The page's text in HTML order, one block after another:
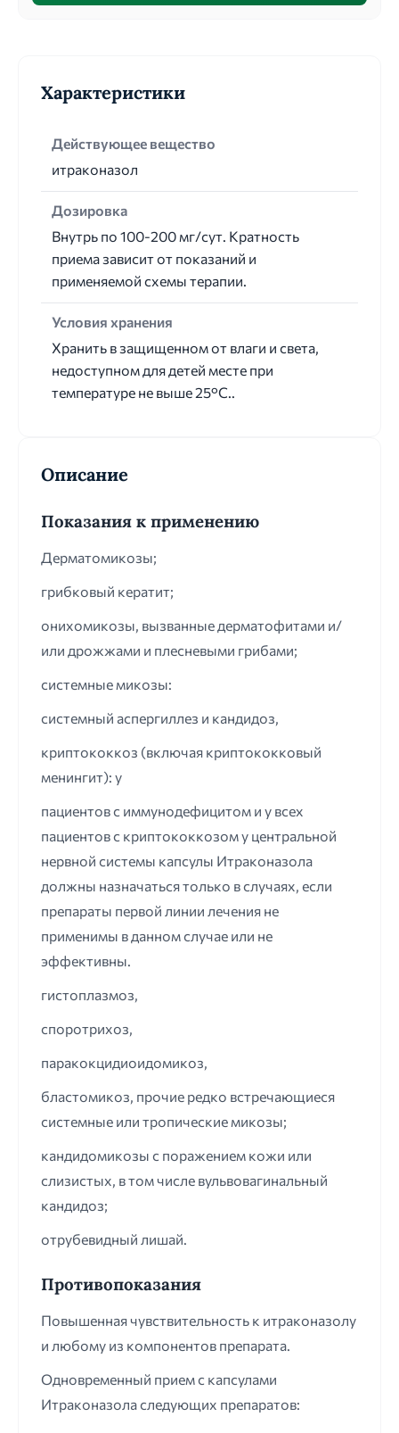
Характеристики
Действующее вещество
итраконазол
Дозировка
Внутрь по 100-200 мг/сут. Кратность
приема зависит от показаний и
применяемой схемы терапии.
Условия хранения
Хранить в защищенном от влаги и света,
недоступном для детей месте при
температуре не выше 25°С..
Описание
Показания к применению
Дерматомикозы;
грибковый кератит;
онихомикозы, вызванные дерматофитами и/
или дрожжами и плесневыми грибами;
системные микозы:
системный аспергиллез и кандидоз,
криптококкоз (включая криптококковый
менингит): у
пациентов с иммунодефицитом и у всех
пациентов с криптококкозом у центральной
нервной системы капсулы Итраконазола
должны назначаться только в случаях, если
препараты первой линии лечения не
применимы в данном случае или не
эффективны.
гистоплазмоз,
споротрихоз,
паракокцидиоидомикоз,
бластомикоз, прочие редко встречающиеся
системные или тропические микозы;
кандидомикозы с поражением кожи или
слизистых, в том числе вульвовагинальный
кандидоз;
отрубевидный лишай.
Противопоказания
Повышенная чувствительность к итраконазолу
и любому из компонентов препарата.
Одновременный прием с капсулами
Итраконазола следующих препаратов: